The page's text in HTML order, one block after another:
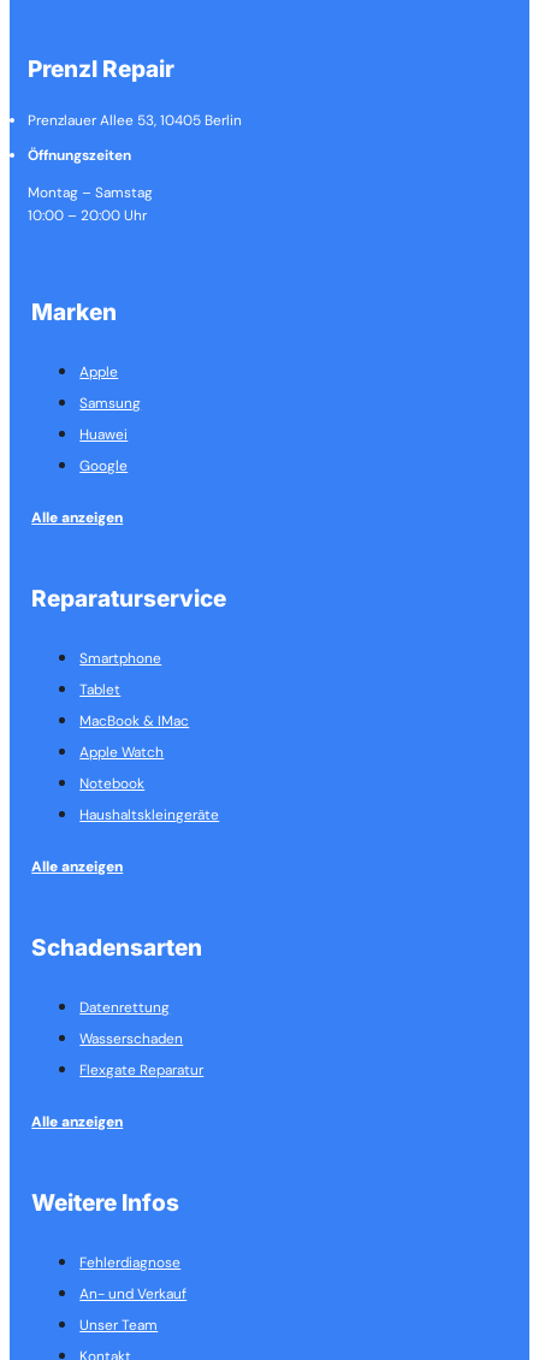
Prenzl Repair
Prenzlauer Allee 53, 10405 Berlin
Öffnungszeiten
Montag – Samstag
10:00 – 20:00 Uhr
Marken
Apple
Samsung
Huawei
Google
Alle anzeigen
Reparaturservice
Smartphone
Tablet
MacBook & IMac
Apple Watch
Notebook
Haushalts­kleingeräte
Alle anzeigen
Schadensarten
Datenrettung
Wasserschaden
Flexgate Reparatur
Alle anzeigen
Weitere Infos
Fehlerdiagnose
An- und Verkauf
Unser Team